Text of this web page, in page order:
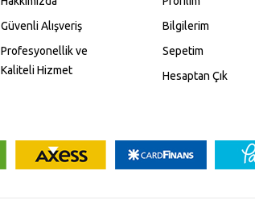
Güvenli Alışveriş
Profesyonellik ve
Kaliteli Hizmet
Bilgilerim
Sepetim
Hesaptan Çık